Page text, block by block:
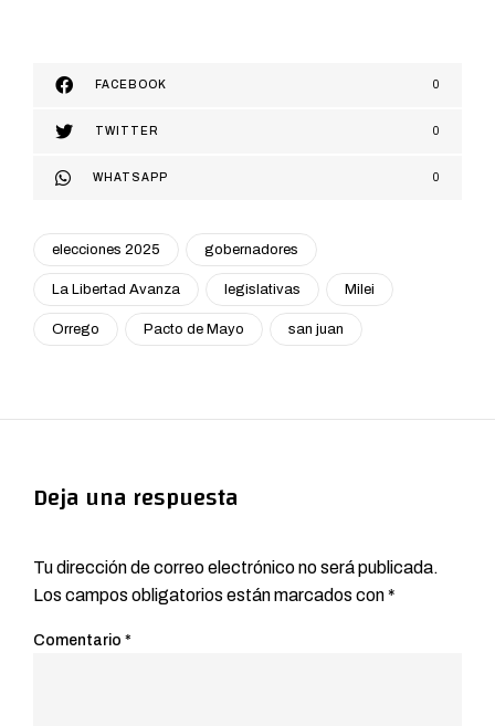
FACEBOOK 0
TWITTER 0
WHATSAPP 0
elecciones 2025 gobernadores
La Libertad Avanza legislativas Milei
Orrego Pacto de Mayo san juan
Deja una respuesta
Tu dirección de correo electrónico no será publicada.
Los campos obligatorios están marcados con*
Comentario *